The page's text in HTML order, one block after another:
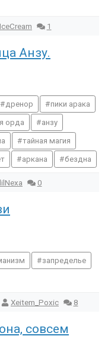
IceCream 1
Анзу.
дренор пики арака
орда анзу
тайная магия
аркана бездна
lilNexa 0
запределье
Xeitem_Poxic 8
совсем